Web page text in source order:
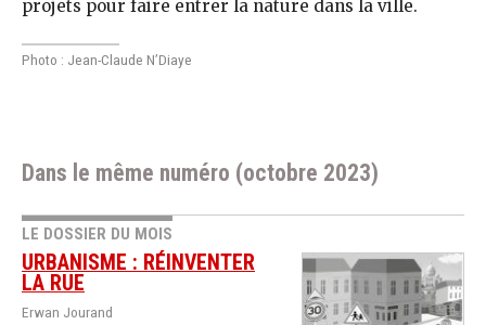
projets pour faire entrer la nature dans la ville.
Photo : Jean-Claude N’Diaye
Dans le même numéro (octobre 2023)
LE DOSSIER DU MOIS
URBANISME : RÉINVENTER
LA RUE
Erwan Jourand